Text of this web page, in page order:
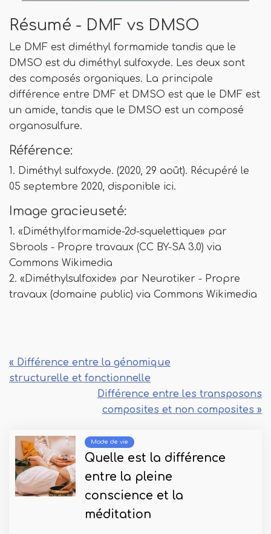
Résumé - DMF vs DMSO
Le DMF est diméthyl formamide tandis que le
DMSO est du diméthyl sulfoxyde. Les deux sont
des composés organiques. La principale
différence entre DMF et DMSO est que le DMF est
un amide, tandis que le DMSO est un composé
organosulfure.
Référence:
1. Diméthyl sulfoxyde. (2020, 29 août). Récupéré le
05 septembre 2020, disponible ici.
Image gracieuseté:
1. «Diméthylformamide-2d-squelettique» par
Sbrools - Propre travaux (CC BY-SA 3.0) via
Commons Wikimedia
2. «Diméthylsulfoxide» par Neurotiker - Propre
travaux (domaine public) via Commons Wikimedia
« Différence entre la génomique
structurelle et fonctionnelle
Différence entre les transposons
composites et non composites »
Mode de vie
Quelle est la différence
entre la pleine
conscience et la
méditation